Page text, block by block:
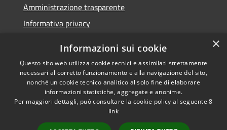
Amministrazione trasparente
Informativa privacy
RSS
Copyright © 2026 • Comune di
×
Informazioni sui cookie
Questo sito web utilizza cookie tecnici e assimilati strettamente
necessari al corretto funzionamento e alla navigazione del sito,
nonché un cookie tecnico analitico al solo fine di elaborare
informazioni statistiche, aggregate e anonime.
Per maggiori dettagli, può consultare la cookie policy al seguente8
link